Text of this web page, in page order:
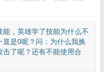
，英雄学了技能为什么不
是0呢？问：为什么我换
了呢？还有不能使用合